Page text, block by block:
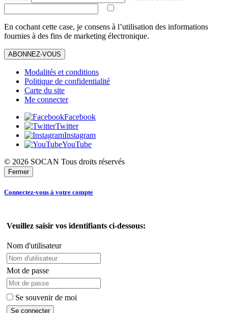
En cochant cette case, je consens à l’utilisation des informations
fournies à des fins de marketing électronique.
ABONNEZ-VOUS
Modalités et conditions
Politique de confidentialité
Carte du site
Me connecter
Facebook
Twitter
Instagram
YouTube
© 2026 SOCAN Tous droits réservés
Fermer
Connectez-vous à votre compte
Veuillez saisir vos identifiants ci-dessous:
Nom d'utilisateur
Mot de passe
Se souvenir de moi